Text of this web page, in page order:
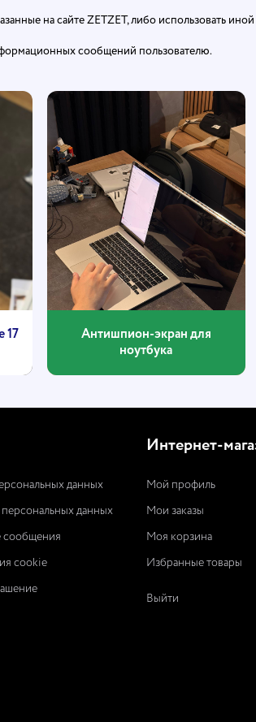
на сайте ZETZET, либо использовать
сообщений пользователю.
17
Антишпион-экран для
ноутбука
данных
данных
сообщения
cookie
Интернет-
Мой профиль
Мои заказы
Моя корзина
Избранные товары
Выйти